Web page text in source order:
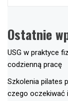
Ostatnie
USG w praktyce
codzienną pracę
Szkolenia pilates
czego oczekiwać